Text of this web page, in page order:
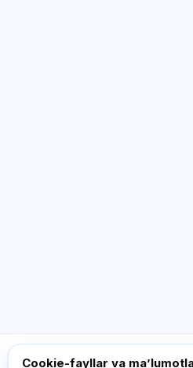
Cookie-fayllar va